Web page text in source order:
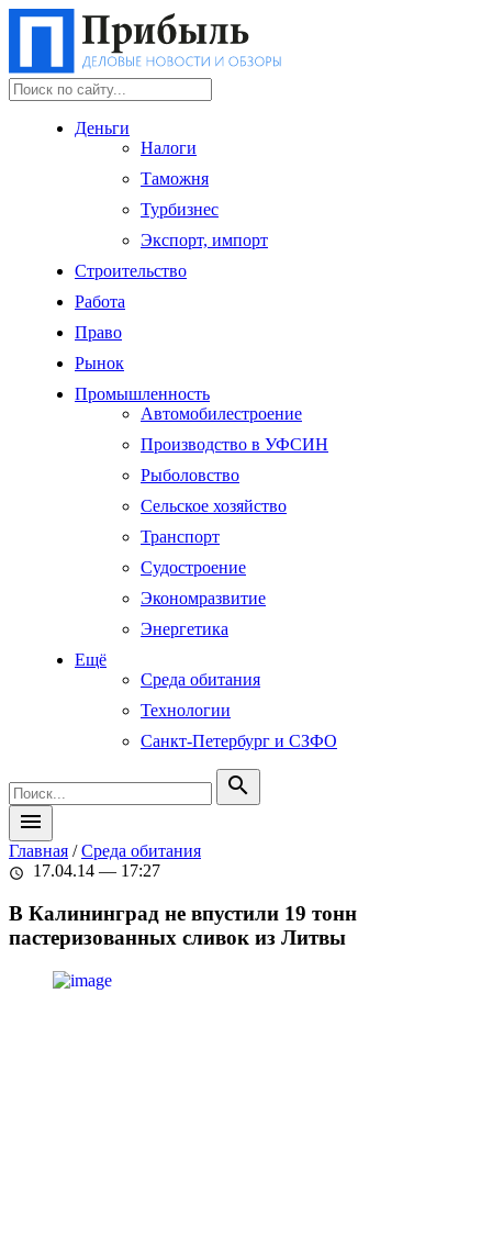
Деньги
Налоги
Таможня
Турбизнес
Экспорт, импорт
Строительство
Работа
Право
Рынок
Промышленность
Автомобилестроение
Производство в УФСИН
Рыболовство
Сельское хозяйство
Транспорт
Судостроение
Экономразвитие
Энергетика
Ещё
Среда обитания
Технологии
Санкт-Петербург и СЗФО
search
menu
Главная /Среда обитания
schedule 17.04.14 — 17:27
В Калининград не впустили 19 тонн
пастеризованных сливок из Литвы